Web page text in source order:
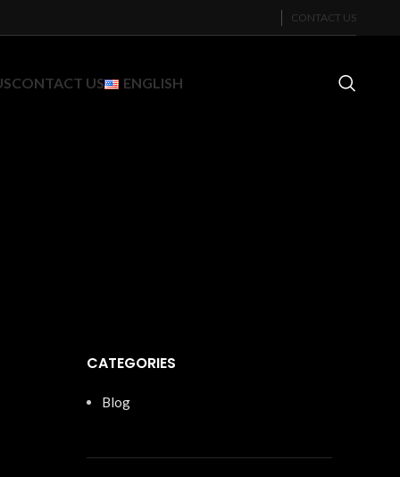
CONTACT US
CONTACT US ENGLISH
CATEGORIES
Blog